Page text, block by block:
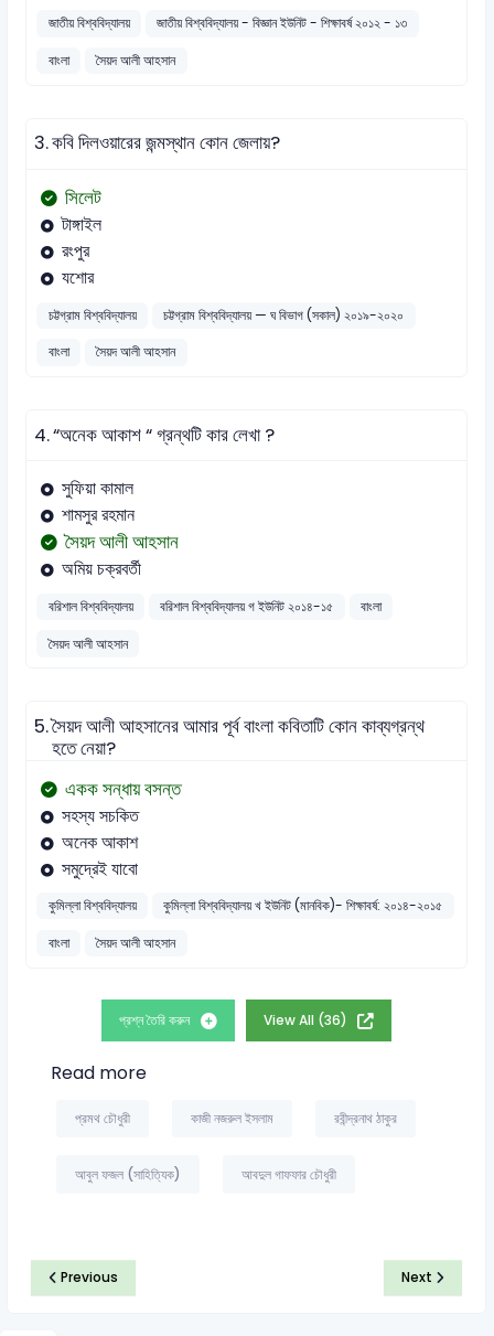
জাতীয় বিশ্ববিদ্যালয়
জাতীয় বিশ্ববিদ্যালয় - বিজ্ঞান ইউনিট - শিক্ষাবর্ষ ২০১২ - ১৩
বাংলা
সৈয়দ আলী আহসান
3.কবি দিলওয়ারের জন্মস্থান কোন জেলায়?
সিলেট
টাঙ্গাইল
রংপুর
যশোর
চট্টগ্রাম বিশ্ববিদ্যালয়
চট্টগ্রাম বিশ্ববিদ্যালয় — ঘ বিভাগ (সকাল) ২০১৯-২০২০
বাংলা
সৈয়দ আলী আহসান
4.“অনেক আকাশ “ গ্রন্থটি কার লেখা ?
সুফিয়া কামাল
শামসুর রহমান
সৈয়দ আলী আহসান
অমিয় চক্রবর্তী
বরিশাল বিশ্ববিদ্যালয় বরিশাল বিশ্ববিদ্যালয় গ ইউনিট ২০১৪-১৫
বাংলা
সৈয়দ আলী আহসান
5.সৈয়দ আলী আহসানের আমার পূর্ব বাংলা কবিতাটি কোন কাব্যগ্রন্থ
হতে নেয়া?
একক সন্ধায় বসন্ত
সহস্য সচকিত
অনেক আকাশ
সমুদ্রেই যাবো
কুমিল্লা বিশ্ববিদ্যালয়
কুমিল্লা বিশ্ববিদ্যালয় খ ইউনিট (মানবিক)- শিক্ষাবর্ষ: ২০১৪-২০১৫
বাংলা
সৈয়দ আলী আহসান
প্রশ্ন তৈরি করুন View All (36)
Read more
প্রমথ চৌধুরী কাজী নজরুল ইসলাম রবীন্দ্রনাথ ঠাকুর
আবুল ফজল (সাহিত্যিক) আবদুল গাফফার চৌধুরী
Previous Next